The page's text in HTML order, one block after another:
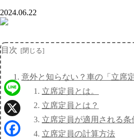
2024.06.22
目次
意外と知らない？車の「立席
立席定員とは。
立席定員とは？
立席定員が適用される条
立席定員の計算方法
Line
X